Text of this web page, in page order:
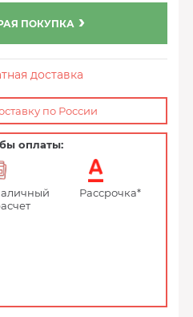
ПОКУПКА
доставка
по России
оплаты:
Рассрочка*